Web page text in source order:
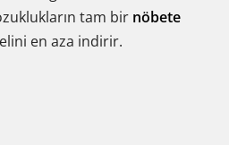
tam bir nöbete
en aza indirir.